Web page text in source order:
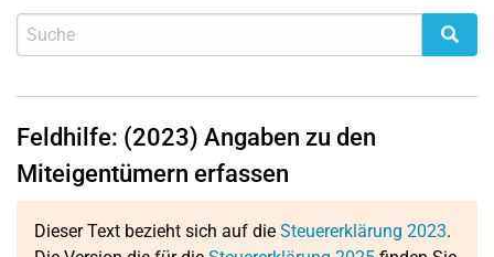
Feldhilfe: (2023) Angaben zu den
Miteigentümern erfassen
Dieser Text bezieht sich auf die Steuererklärung 2023.